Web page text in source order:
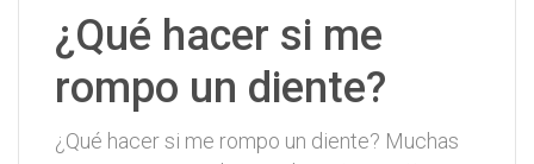
¿Qué hacer si me
rompo un diente?
¿Qué hacer si me rompo un diente? Muchas